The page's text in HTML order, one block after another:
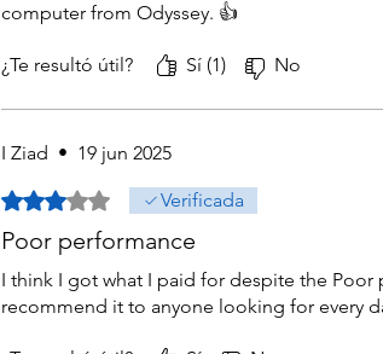
computer from Odyssey. 👍
¿Te resultó útil? Sí (1) No
I Ziad • 19 jun 2025
Obtuvo 3 de 5 estrellas.Verificada
Poor performance
I think I got what I paid for despite the Poor
recommend it to anyone looking for every